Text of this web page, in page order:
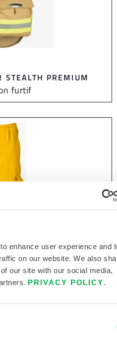
enhance user experience and
on our website. We also
our site with our social media,
PRIVACY POLICY.
STEALTH PREMIUM
furtif